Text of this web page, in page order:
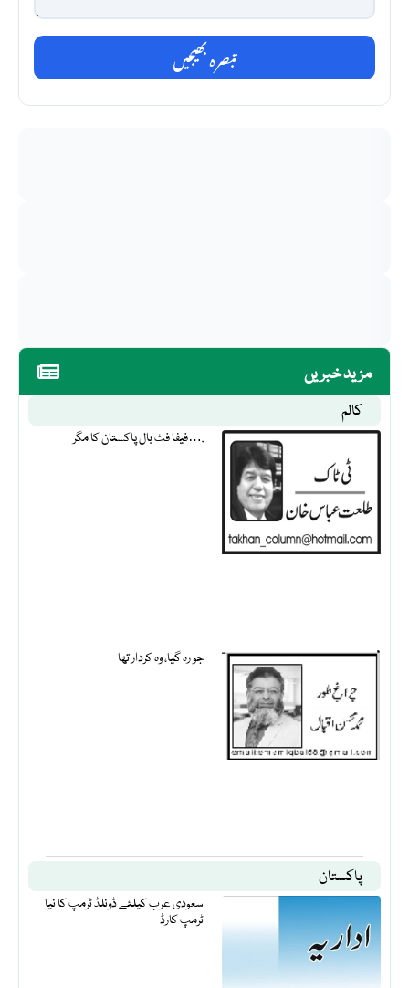
مزید خبریں
کالم
فیفا فٹ بال پاکستان کا مگر….
جو رہ گیا، وہ کردار تھا
پاکستان
سعودی عرب کیلئے ڈونلڈ ٹرمپ کا نیا
ٹرمپ کارڈ
تبصرہ بھیجیں